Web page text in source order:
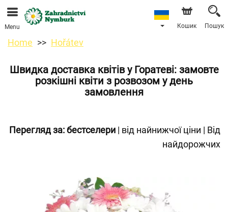
Ми приймаємо замовлення через наш інтернет-
магазин. Найближча можлива дата доставки —
11.08.2026 у зв’язку з відпусткою.
Menu Кошик Пошук
Home Hořátev
Швидка доставка квітів у Горатеві: замовте
розкішні квіти з розвозом у день
замовлення
Перегляд за:бестселери | від найнижчої ціни | Від
найдорожчих